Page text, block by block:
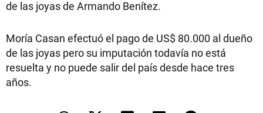
de las joyas de Armando Benítez.
Moría Casan efectuó el pago de US$ 80.000 al dueño
de las joyas pero su imputación todavía no está
resuelta y no puede salir del país desde hace tres
años.